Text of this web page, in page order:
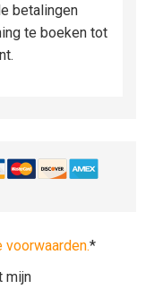
betalingen
te boeken tot
*
mijn